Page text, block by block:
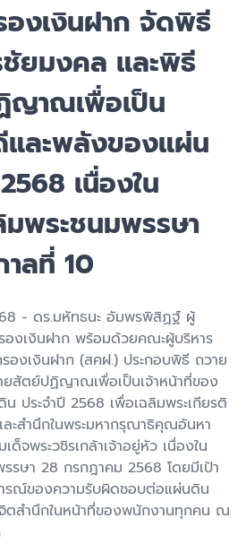
งเงินฝาก จัดพิธี
ยมงคล และพิธี
ญาณเพื่อเป็น
และพลังของแผ่น
เนื่องใน
มพระชนมพรรษา
ลที่ 10
- ดร.มหัทธนะ อัมพรพิสิฏฐ์ ผู้
องเงินฝาก พร้อมด้วยคณะผู้บริหาร
องเงินฝาก (สคฝ.) ประกอบพิธี ถวาย
ยสัตย์ปฏิญาณเพื่อเป็นเจ้าหน้าที่ของ
ประจำปี 2568 เพื่อเฉลิมพระเกียรติ
ะสำนึกในพระมหากรุณาธิคุณอันหา
จพระวชิรเกล้าเจ้าอยู่หัว เนื่องใน
รษา 28 กรกฎาคม 2568 โดยมีเป้า
รณ์ของความรับผิดชอบต่อแผ่นดิน
ตสำนึกในหน้าที่ของพนักงานทุกคน ณ